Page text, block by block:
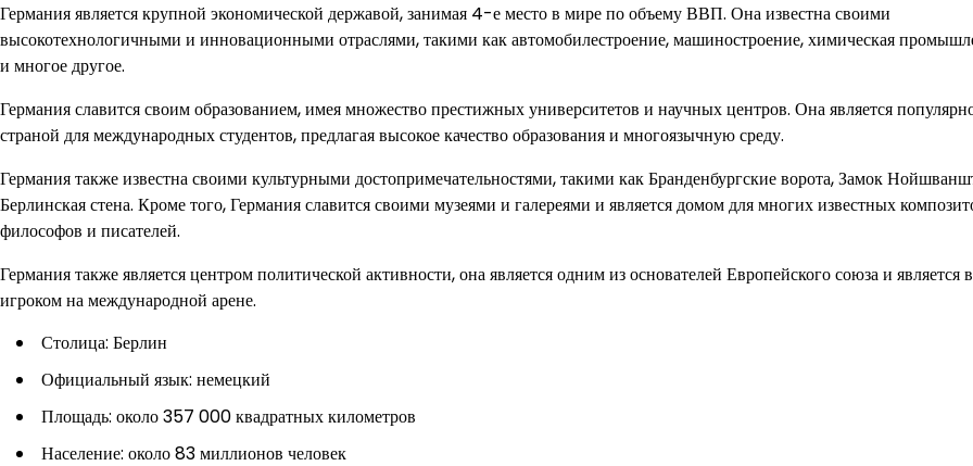
Германия является крупной экономической державой, занимая 4-е место в мире по объему ВВП. Она известна своими
высокотехнологичными и инновационными отраслями, такими как автомобилестроение, машиностроение, химическая
и многое другое.
Германия славится своим образованием, имея множество престижных университетов и научных центров. Она является
страной для международных студентов, предлагая высокое качество образования и многоязычную среду.
Германия также известна своими культурными достопримечательностями, такими как Бранденбургские ворота, Замок
Берлинская стена. Кроме того, Германия славится своими музеями и галереями и является домом для многих известных
философов и писателей.
Германия также является центром политической активности, она является одним из основателей Европейского союза и
игроком на международной арене.
Столица: Берлин
Официальный язык: немецкий
Площадь: около 357 000 квадратных километров
Население: около 83 миллионов человек